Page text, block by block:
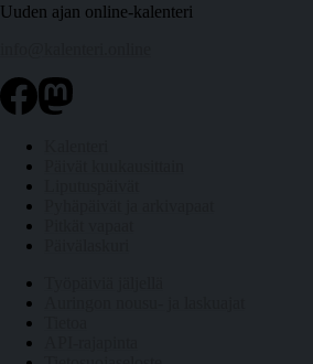
Uuden ajan online-kalenteri